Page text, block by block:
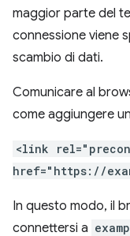
maggior parte del
connessione viene
scambio di dati.
Comunicare al
come aggiungere
<link
href="https://
In questo modo, il
connettersi a